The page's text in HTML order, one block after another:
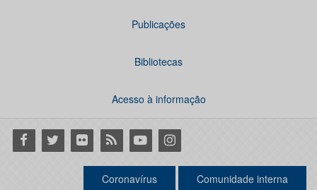
Publicações
Bibliotecas
Acesso à informação
Facebook
Twitter Flickr RSS YoutubeInstagram
Coronavírus Comunidade interna